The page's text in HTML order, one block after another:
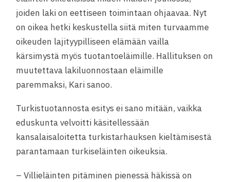
joiden laki on eettiseen toimintaan ohjaavaa. Nyt
on oikea hetki keskustella siitä miten turvaamme
oikeuden lajityypilliseen elämään vailla
kärsimystä myös tuotantoeläimille. Hallituksen on
muutettava lakiluonnostaan eläimille
paremmaksi, Kari sanoo.
Turkistuotannosta esitys ei sano mitään, vaikka
eduskunta velvoitti käsitellessään
kansalaisaloitetta turkistarhauksen kieltämisestä
parantamaan turkiseläinten oikeuksia.
– Villieläinten pitäminen pienessä häkissä on